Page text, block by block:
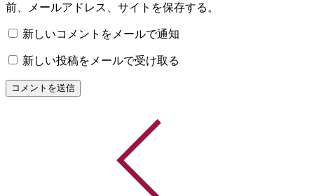
前、メールアドレス、サイトを保存する。
新しいコメントをメールで通知
新しい投稿をメールで受け取る